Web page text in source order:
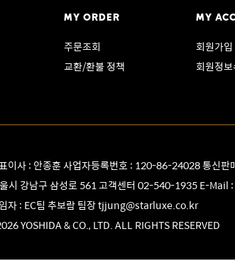
MY ORDER
주문조회
교환/환불 정책
MY
회원가입
회원정
이사 : 안종훈 사업자등록번호 : 120-86-24028 통신
시 강남구 삼성로 561 고객센터02-540-1935E-Mail :
자 : EC팀 추보람 팀장tjjung@starluxe.co.kr
YOSHIDA & CO., LTD. ALL RIGHTS RESERVED